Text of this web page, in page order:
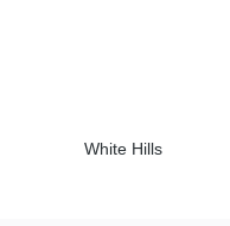
White Hills